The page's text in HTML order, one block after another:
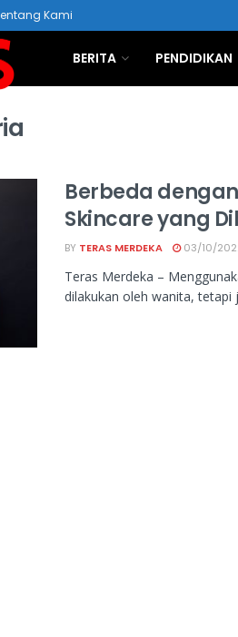
Kami
BERITA PENDIDIKAN
Berbeda
Skincare yang
BY TERAS MERDEKA 03/10/
Teras Merdeka –
dilakukan oleh wanita, tetapi